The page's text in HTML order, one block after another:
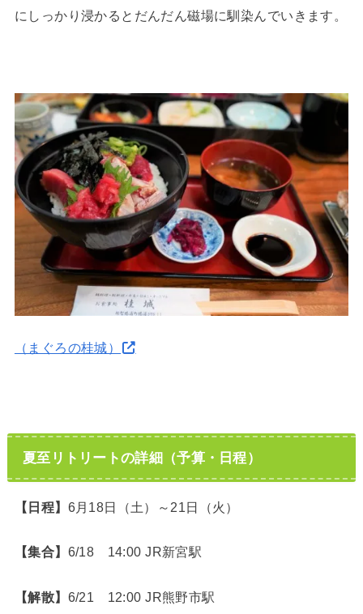
にしっかり浸かるとだんだん磁場に馴染んでいきます。
（まぐろの桂城）
夏至リトリートの詳細（予算・日程）
【日程】 6月18日（土）～21日（火）
【集合】 6/18 14:00 JR新宮駅
【解散】 6/21 12:00 JR熊野市駅